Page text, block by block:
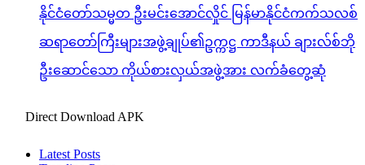
နိုင်ငံတော်သမ္မတ ဦးမင်းအောင်လှိုင် မြန်မာနိုင်ငံကက်သလစ်
ဆရာတော်ကြီးများအဖွဲ့ချုပ်၏ဥက္ကဋ္ဌ ကာဒီနယ် ချားလ်စ်ဘို
ဦးဆောင်သော ကိုယ်စားလှယ်အဖွဲ့အား လက်ခံတွေ့ဆုံ
Direct Download APK
Latest Posts